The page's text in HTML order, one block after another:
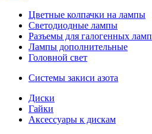
Цветные колпачки на лампы
Светодиодные лампы
Разъемы для галогенных ламп
Лампы дополнительные
Головной свет
Системы закиси азота
Диски
Гайки
Аксессуары к дискам